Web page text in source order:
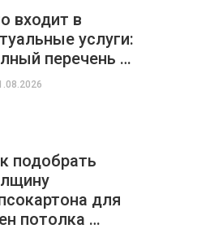
входит в
услуги:
перечень …
подобрать
для
потолка …